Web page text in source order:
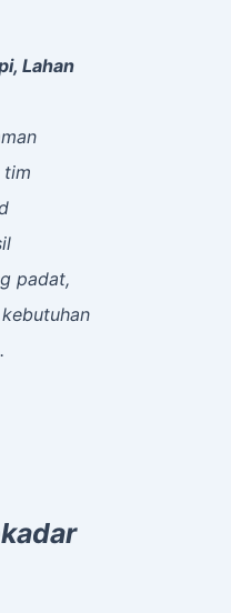
Lahan
tim
padat,